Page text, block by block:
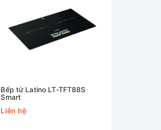
Bếp từ Latino LT-TFT88S
Smart
Liên hệ